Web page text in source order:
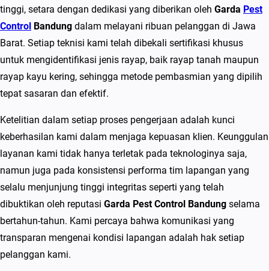
n
S
p
e
s
i
l
i
s
P
e
m
b
a
s
tinggi, setara dengan dedikasi yang diberikan oleh Garda Pest
Control Bandung dalam melayani ribuan pelanggan di Jawa
Barat. Setiap teknisi kami telah dibekali sertifikasi khusus
untuk mengidentifikasi jenis rayap, baik rayap tanah maupun
rayap kayu kering, sehingga metode pembasmian yang dipilih
tepat sasaran dan efektif.
Ketelitian dalam setiap proses pengerjaan adalah kunci
keberhasilan kami dalam menjaga kepuasan klien. Keunggulan
layanan kami tidak hanya terletak pada teknologinya saja,
namun juga pada konsistensi performa tim lapangan yang
selalu menjunjung tinggi integritas seperti yang telah
dibuktikan oleh reputasi Garda Pest Control Bandung selama
bertahun-tahun. Kami percaya bahwa komunikasi yang
transparan mengenai kondisi lapangan adalah hak setiap
pelanggan kami.